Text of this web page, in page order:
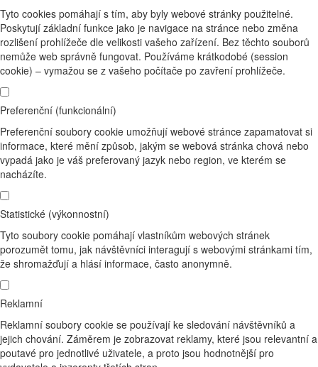
Tyto cookies pomáhají s tím, aby byly webové stránky použitelné.
Poskytují základní funkce jako je navigace na stránce nebo změna
rozlišení prohlížeče dle velikosti vašeho zařízení. Bez těchto souborů
nemůže web správně fungovat. Používáme krátkodobé (session
cookie) – vymažou se z vašeho počítače po zavření prohlížeče.
Preferenční (funkcionální)
Preferenční soubory cookie umožňují webové stránce zapamatovat si
informace, které mění způsob, jakým se webová stránka chová nebo
vypadá jako je váš preferovaný jazyk nebo region, ve kterém se
nacházíte.
Statistické (výkonnostní)
Tyto soubory cookie pomáhají vlastníkům webových stránek
porozumět tomu, jak návštěvníci interagují s webovými stránkami tím,
že shromažďují a hlásí informace, často anonymně.
Reklamní
Reklamní soubory cookie se používají ke sledování návštěvníků a
jejich chování. Záměrem je zobrazovat reklamy, které jsou relevantní a
poutavé pro jednotlivé uživatele, a proto jsou hodnotnější pro